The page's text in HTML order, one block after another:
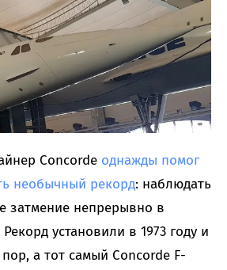
Concorde однажды помог
необычный рекорд: наблюдать
затмение непрерывно в
установили в 1973 году и
а тот самый Concorde F-